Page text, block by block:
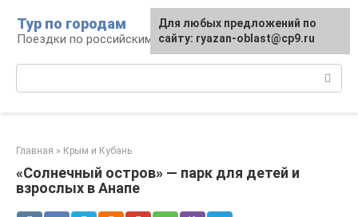
контенту
Тур по городам
Поездки по российским городам
Главная » Крым и Кубань
«Солнечный остров» — парк для детей и
взрослых в Анапе
Для любых предложений по
сайту: ryazan-oblast@cp9.ru